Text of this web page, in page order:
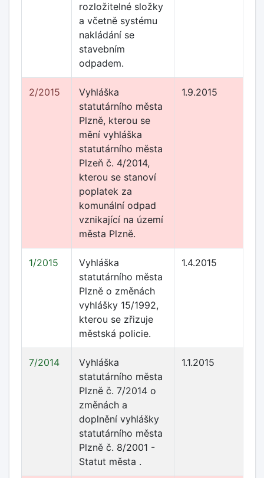
rozložitelné složky
a včetně systému
nakládání se
stavebním
odpadem.
2/2015
Vyhláška
statutárního města
Plzně, kterou se
mění vyhláška
statutárního města
Plzeň č. 4/2014,
kterou se stanoví
poplatek za
komunální odpad
vznikající na území
města Plzně.
1.9.2015
1/2015
Vyhláška
statutárního města
Plzně o změnách
vyhlášky 15/1992,
kterou se zřizuje
městská policie.
1.4.2015
7/2014
Vyhláška
statutárního města
Plzně č. 7/2014 o
změnách a
doplnění vyhlášky
statutárního města
Plzně č. 8/2001 -
Statut města .
1.1.2015